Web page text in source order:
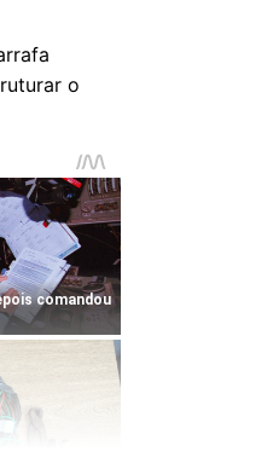
o